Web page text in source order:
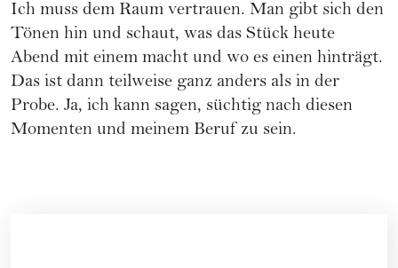
Ich muss dem Raum vertrauen. Man gibt sich den
Tönen hin und schaut, was das Stück heute
Abend mit einem macht und wo es einen hinträgt.
Das ist dann teilweise ganz anders als in der
Probe. Ja, ich kann sagen, süchtig nach diesen
Momenten und meinem Beruf zu sein.